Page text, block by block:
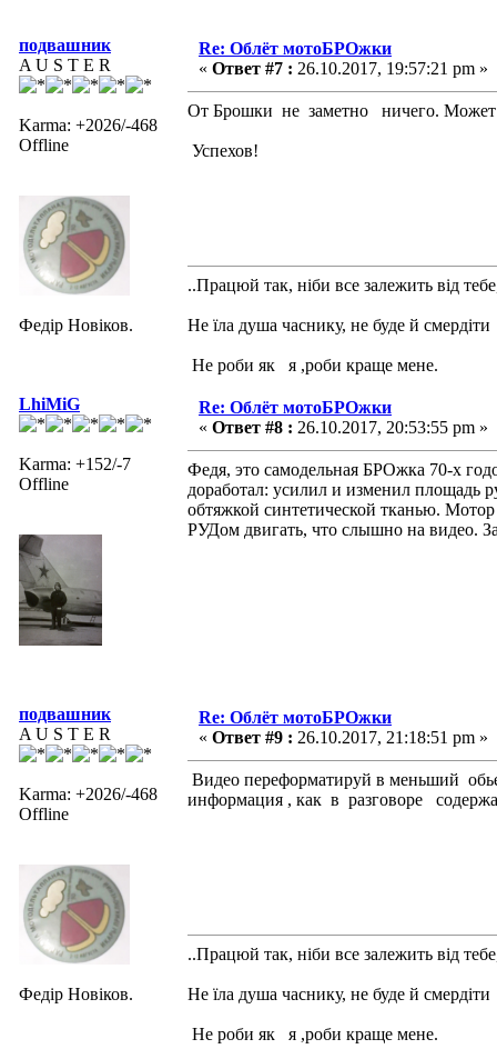
подвашник
A U S T E R
Karma: +2026/-468
Offline
Федір Новіков.
Re: Облёт мотоБРОжки
« Ответ #7 : 26.10.2017, 19:57:21 pm »
От Брошки не заметно ничего. Может
Успехов!
..Працюй так, ніби все залежить від
Не їла душа часнику, не буде й смердіти
Не роби як я ,роби краще мене.
LhiMiG
Karma: +152/-7
Offline
Re: Облёт мотоБРОжки
« Ответ #8 : 26.10.2017, 20:53:55 pm »
Федя, это самодельная БРОжка 70-х
доработал: усилил и изменил площадь
обтяжкой синтетической тканью. Мотор
РУДом двигать, что слышно на видео.
подвашник
A U S T E R
Karma: +2026/-468
Offline
Федір Новіков.
Re: Облёт мотоБРОжки
« Ответ #9 : 26.10.2017, 21:18:51 pm »
Видео переформатируй в меньший
информация , как в разговоре
..Працюй так, ніби все залежить від
Не їла душа часнику, не буде й смердіти
Не роби як я ,роби краще мене.